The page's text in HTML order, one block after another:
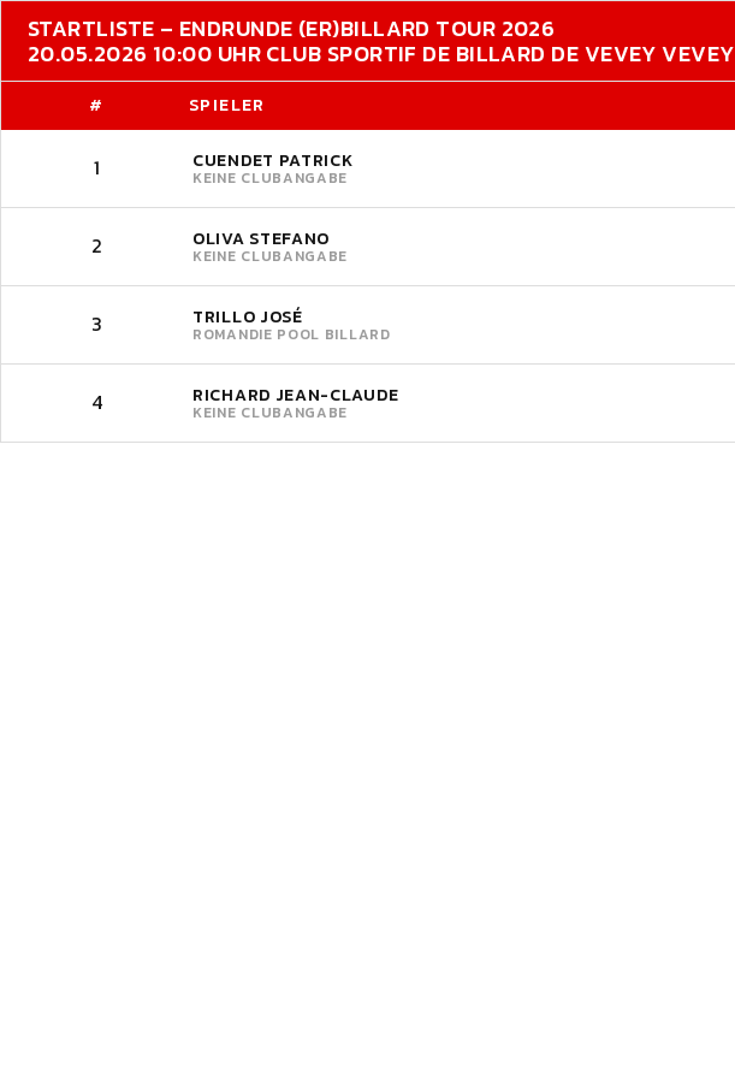
STARTLISTE – ENDRUNDE (ER)BILLARD TOUR 2026
20.05.2026 10:00 UHR CLUB SPORTIF DE BILLARD DE VEVEY VEVEY
# SPIELER
1 CUENDET PATRICK
KEINE CLUBANGABE
2 OLIVA STEFANO
KEINE CLUBANGABE
3 TRILLO JOSÉ
ROMANDIE POOL BILLARD
4 RICHARD JEAN-CLAUDE
KEINE CLUBANGABE